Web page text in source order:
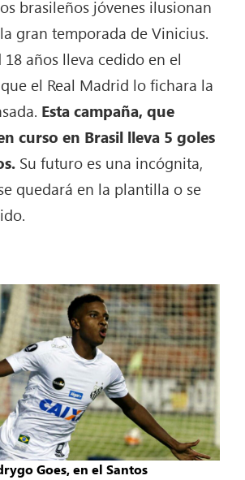
brasileños jóvenes ilusionan
gran temporada de Vinicius.
años lleva cedido en el
el Real Madrid lo fichara la
Esta campaña, que
curso en Brasil lleva 5 goles
Su futuro es una incógnita,
quedará en la plantilla o se
Goes, en el Santos